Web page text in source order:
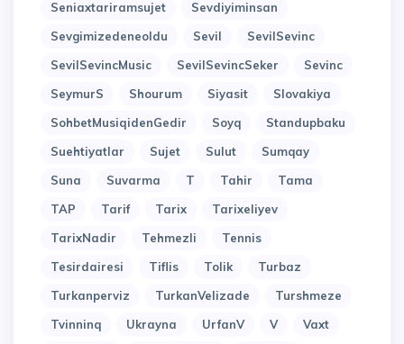
Seniaxtariramsujet
Sevdiyiminsan
Sevgimizedeneoldu
Sevil
SevilSevinc
SevilSevincMusic
SevilSevincSeker
Sevinc
SeymurS
Shourum Siyasit
Slovakiya
SohbetMusiqidenGedir
Soyq
Standupbaku
Suehtiyatlar
Sujet Sulut
Sumqay
Suna
Suvarma T Tahir
Tama
TAP
Tarif Tarix
Tarixeliyev
TarixNadir
Tehmezli
Tennis
Tesirdairesi
Tiflis Tolik
Turbaz
Turkanperviz
TurkanVelizade
Turshmeze
Tvinninq
Ukrayna UrfanV V
Vaxt